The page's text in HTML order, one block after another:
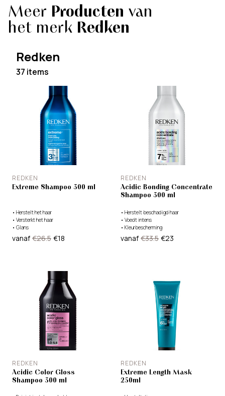
Meer Producten van
het merk Redken
Redken
37 items
REDKEN
Extreme Shampoo 300 ml
• Herstelt het haar
• Versterkt het haar
• Glans
vanaf €26.5 €18
REDKEN
Acidic Bonding Concentrate
Shampoo 300 ml
• Herstelt beschadigd haar
• Voedt intens
• Kleurbescherming
vanaf €33.5 €23
REDKEN
Acidic Color Gloss
Shampoo 300 ml
REDKEN
Extreme Length Mask
250ml